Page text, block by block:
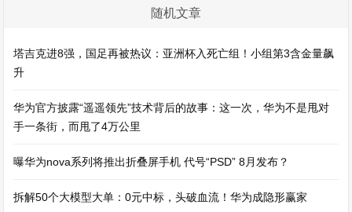
随机文章
塔吉克进8强，国足再被热议：亚洲杯入死亡组！小组第3含金量飙
升
华为官方披露“遥遥领先”技术背后的故事：这一次，华为不是甩对
手一条街，而甩了4万公里
曝华为nova系列将推出折叠屏手机 代号“PSD” 8月发布？
拆解50个大模型大单：0元中标，头破血流！华为成隐形赢家